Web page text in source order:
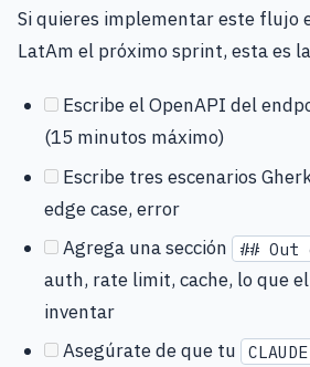
Si quieres implementar este flujo
LatAm el próximo sprint, esta es
Escribe el OpenAPI del
(15 minutos máximo)
Escribe tres escenarios
edge case, error
Agrega una sección
## Out
auth, rate limit, cache, lo que
inventar
Asegúrate de que tu